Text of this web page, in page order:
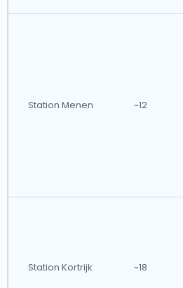
Station Menen ~12
Station Kortrijk ~18